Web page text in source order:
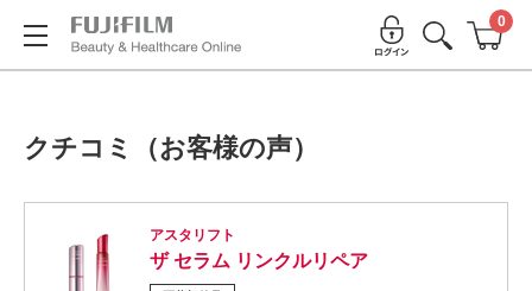
0
クチコミ（お客様の声）
アスタリフト
ザ セラム リンクルリペア